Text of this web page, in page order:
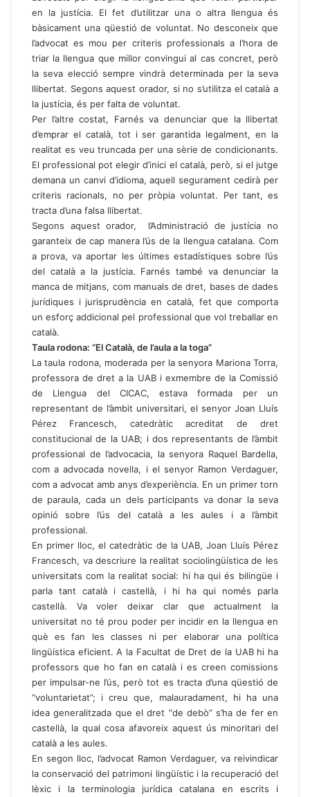
en la justícia. El fet d’utilitzar una o altra llengua és
bàsicament una qüestió de voluntat. No desconeix que
l’advocat es mou per criteris professionals a l’hora de
triar la llengua que millor convingui al cas concret, però
la seva elecció sempre vindrà determinada per la seva
llibertat. Segons aquest orador, si no s’utilitza el català a
la justícia, és per falta de voluntat.
Per l’altre costat, Farnés va denunciar que la llibertat
d’emprar el català, tot i ser garantida legalment, en la
realitat es veu truncada per una sèrie de condicionants.
El professional pot elegir d’inici el català, però, si el jutge
demana un canvi d’idioma, aquell segurament cedirà per
criteris racionals, no per pròpia voluntat. Per tant, es
tracta d’una falsa llibertat.
Segons aquest orador, l’Administració de justícia no
garanteix de cap manera l’ús de la llengua catalana. Com
a prova, va aportar les últimes estadístiques sobre l’ús
del català a la justícia. Farnés també va denunciar la
manca de mitjans, com manuals de dret, bases de dades
jurídiques i jurisprudència en català, fet que comporta
un esforç addicional pel professional que vol treballar en
català.
Taula rodona: “El Català, de l’aula a la toga”
La taula rodona, moderada per la senyora Mariona Torra,
professora de dret a la UAB i exmembre de la Comissió
de Llengua del CICAC, estava formada per un
representant de l’àmbit universitari, el senyor Joan Lluís
Pérez Francesch, catedràtic acreditat de dret
constitucional de la UAB; i dos representants de l’àmbit
professional de l’advocacia, la senyora Raquel Bardella,
com a advocada novella, i el senyor Ramon Verdaguer,
com a advocat amb anys d’experiència. En un primer torn
de paraula, cada un dels participants va donar la seva
opinió sobre l’ús del català a les aules i a l’àmbit
professional.
En primer lloc, el catedràtic de la UAB, Joan Lluís Pérez
Francesch, va descriure la realitat sociolingüística de les
universitats com la realitat social: hi ha qui és bilingüe i
parla tant català i castellà, i hi ha qui només parla
castellà. Va voler deixar clar que actualment la
universitat no té prou poder per incidir en la llengua en
què es fan les classes ni per elaborar una política
lingüística eficient. A la Facultat de Dret de la UAB hi ha
professors que ho fan en català i es creen comissions
per impulsar-ne l’ús, però tot es tracta d’una qüestió de
“voluntarietat”; i creu que, malauradament, hi ha una
idea generalitzada que el dret “de debò” s’ha de fer en
castellà, la qual cosa afavoreix aquest ús minoritari del
català a les aules.
En segon lloc, l’advocat Ramon Verdaguer, va reivindicar
la conservació del patrimoni lingüístic i la recuperació del
lèxic i la terminologia jurídica catalana en escrits i